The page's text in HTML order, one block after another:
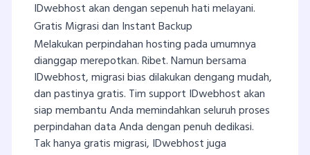
IDwebhost akan dengan sepenuh hati melayani.
Gratis Migrasi dan Instant Backup
Melakukan perpindahan hosting pada umumnya
dianggap merepotkan. Ribet. Namun bersama
IDwebhost, migrasi bias dilakukan dengang mudah,
dan pastinya gratis. Tim support IDwebhost akan
siap membantu Anda memindahkan seluruh proses
perpindahan data Anda dengan penuh dedikasi.
Tak hanya gratis migrasi, IDwebhost juga